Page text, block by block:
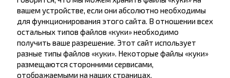
Подписаться
Вопрос - Ответ
вашем устройстве, если они абсолютно необходимы
для функционирования этого сайта. В отношении всех
остальных типов файлов «куки» необходимо
получить ваше разрешение. Этот сайт использует
разные типы файлов «куки». Некоторые файлы «куки»
размещаются сторонними сервисами,
отображаемыми на наших страницах.